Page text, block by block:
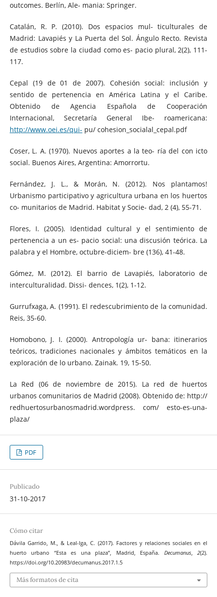
outcomes. Berlín, Ale- mania: Springer.
Catalán, R. P. (2010). Dos espacios mul- ticulturales de
Madrid: Lavapiés y La Puerta del Sol. Ángulo Recto. Revista
de estudios sobre la ciudad como es- pacio plural, 2(2), 111-
117.
Cepal (19 de 01 de 2007). Cohesión social: inclusión y
sentido de pertenencia en América Latina y el Caribe.
Obtenido de Agencia Española de Cooperación
Internacional, Secretaría General Ibe- roamericana:
http://www.oei.es/qui- pu/ cohesion_socialal_cepal.pdf
Coser, L. A. (1970). Nuevos aportes a la teo- ría del con icto
social. Buenos Aires, Argentina: Amorrortu.
Fernández, J. L., & Morán, N. (2012). Nos plantamos!
Urbanismo participativo y agricultura urbana en los huertos
co- munitarios de Madrid. Habitat y Socie- dad, 2 (4), 55-71.
Flores, I. (2005). Identidad cultural y el sentimiento de
pertenencia a un es- pacio social: una discusión teórica. La
palabra y el Hombre, octubre-diciem- bre (136), 41-48.
Gómez, M. (2012). El barrio de Lavapiés, laboratorio de
interculturalidad. Dissi- dences, 1(2), 1-12.
Gurrufxaga, A. (1991). El redescubrimiento de la comunidad.
Reis, 35-60.
Homobono, J. I. (2000). Antropología ur- bana: itinerarios
teóricos, tradiciones nacionales y ámbitos temáticos en la
exploración de lo urbano. Zainak. 19, 15-50.
La Red (06 de noviembre de 2015). La red de huertos
urbanos comunitarios de Madrid (2008). Obtenido de: http://
redhuertosurbanosmadrid.wordpress. com/ esto-es-una-
plaza/
PDF
Publicado
31-10-2017
Cómo citar
Dávila Garrido, M., & Leal-Iga, C. (2017). Factores y relaciones sociales en el
huerto urbano “Esta es una plaza”, Madrid, España. Decumanus,2(2).
https://doi.org/10.20983/decumanus.2017.1.5
Más formatos de cita